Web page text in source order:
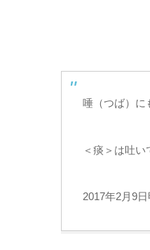
唾（つば）に
＜痰＞は吐
2017年2月9